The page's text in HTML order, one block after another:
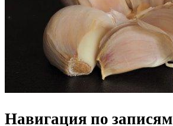
Навигация по записям